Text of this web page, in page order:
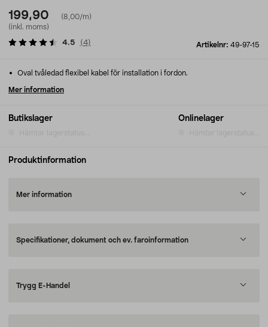
199,90
(8,00/m)
(inkl. moms)
Artikelnr: 49-97-15
4.5 (4)
Butikslager Onlinelager
Oval tvåledad flexibel kabel för installation i fordon.
Mer information
Produktinformation
Mer information
Specifikationer, dokument och ev. faroinformation
Trygg E-Handel